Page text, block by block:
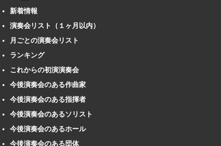
新着情報
演奏会リスト（１ヶ月以内）
月ごとの演奏会リスト
ランキング
これからの初演演奏会
今後演奏会のある作曲家
今後演奏会のある指揮者
今後演奏会のあるソリスト
今後演奏会のあるホール
今後演奏会のある団体